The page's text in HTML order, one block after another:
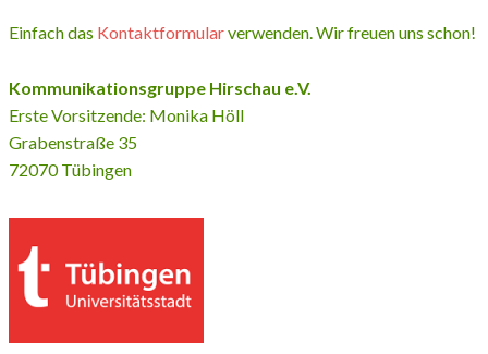
Einfach das Kontaktformularverwenden. Wir freuen uns schon!
Kommunikationsgruppe Hirschau e.V.
Erste Vorsitzende: Monika Höll
Grabenstraße 35
72070 Tübingen